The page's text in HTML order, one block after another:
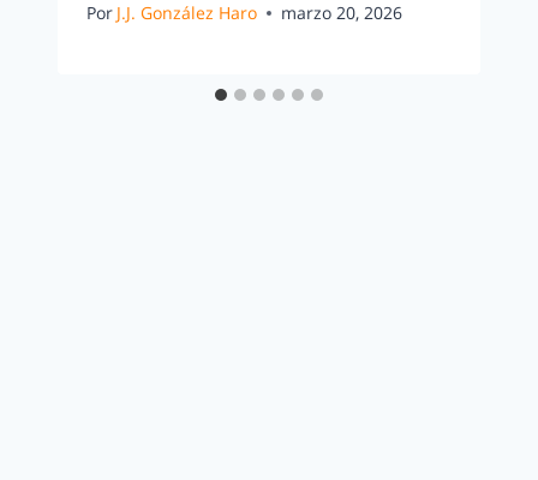
Por J.J. González Haro marzo 20, 2026